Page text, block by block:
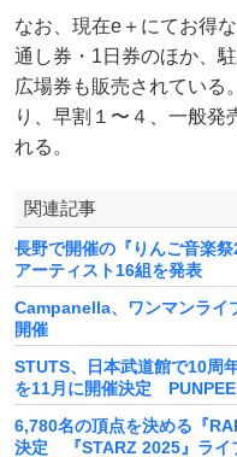
なお、現在e＋にてお得
通し券・1日券のほか、
広場券も販売されている
り、早割１〜４、一般発
れる。
関連記事
長野で開催の『りんご音楽
アーティスト16組を発表
Campanella、ワンマンライ
開催
STUTS、日本武道館で10周
を11月に開催決定
6,780名の頂点を決める『
決定 『STARZ 2025』ライ